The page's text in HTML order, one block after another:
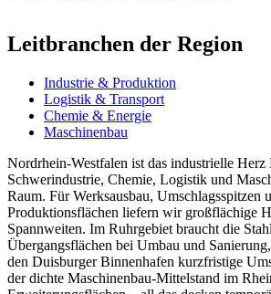
Leitbranchen der Region
Industrie & Produktion
Logistik & Transport
Chemie & Energie
Maschinenbau
Nordrhein-Westfalen ist das industrielle Herz
Schwerindustrie, Chemie, Logistik und
Raum. Für Werksausbau, Umschlagsspitzen
Produktionsflächen liefern wir großflächige
Spannweiten. Im Ruhrgebiet braucht die
Übergangsflächen bei Umbau und
den Duisburger Binnenhafen kurzfristige
der dichte Maschinenbau-Mittelstand im